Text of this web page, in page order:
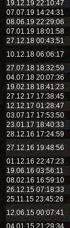
19.12.19 22:10:47
07.07.19 14:24:31
08.06.19 22:29:06
07.01.19 18:01:58
27.12.18 00:43:51
10.12.18 06:06:17
27.07.18 18:32:59
04.07.18 20:07:36
19.02.18 18:41:23
27.12.17 17:38:45
12.12.17 01:28:47
03.07.17 17:53:50
23.01.17 18:40:33
28.12.16 17:24:59
27.12.16 19:48:56
01.12.16 22:47:23
19.06.16 03:56:11
08.02.16 16:59:10
26.12.15 07:18:33
25.11.15 23:45:26
12.06.15 00:07:41
04.01.15 21:29:34